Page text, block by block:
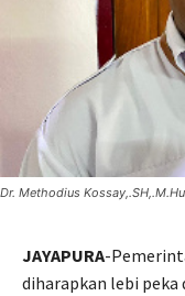
Dr. Methodius
JAYAPURA-
diharapkan lebi peka